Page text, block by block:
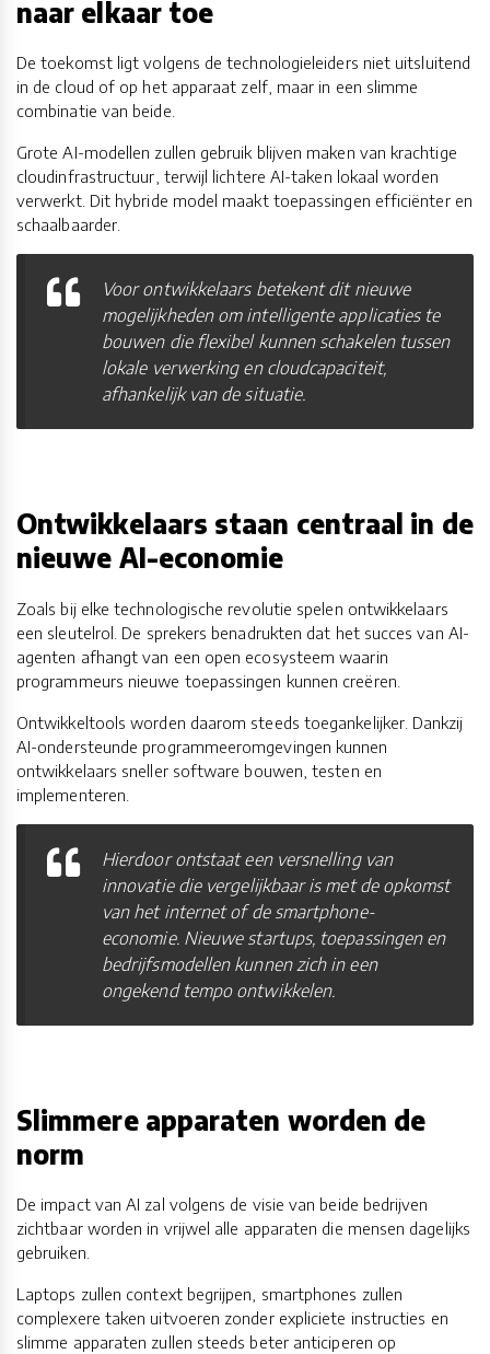
naar elkaar toe
De toekomst ligt volgens de technologieleiders niet uitsluitend
in de cloud of op het apparaat zelf, maar in een slimme
combinatie van beide.
Grote AI-modellen zullen gebruik blijven maken van krachtige
cloudinfrastructuur, terwijl lichtere AI-taken lokaal worden
verwerkt. Dit hybride model maakt toepassingen efficiënter en
schaalbaarder.
Voor ontwikkelaars betekent dit nieuwe
mogelijkheden om intelligente applicaties te
bouwen die flexibel kunnen schakelen tussen
lokale verwerking en cloudcapaciteit,
afhankelijk van de situatie.
Ontwikkelaars staan centraal in de
nieuwe AI-economie
Zoals bij elke technologische revolutie spelen ontwikkelaars
een sleutelrol. De sprekers benadrukten dat het succes van AI-
agenten afhangt van een open ecosysteem waarin
programmeurs nieuwe toepassingen kunnen creëren.
Ontwikkeltools worden daarom steeds toegankelijker. Dankzij
AI-ondersteunde programmeeromgevingen kunnen
ontwikkelaars sneller software bouwen, testen en
implementeren.
Hierdoor ontstaat een versnelling van
innovatie die vergelijkbaar is met de opkomst
van het internet of de smartphone-
economie. Nieuwe startups, toepassingen en
bedrijfsmodellen kunnen zich in een
ongekend tempo ontwikkelen.
Slimmere apparaten worden de
norm
De impact van AI zal volgens de visie van beide bedrijven
zichtbaar worden in vrijwel alle apparaten die mensen dagelijks
gebruiken.
Laptops zullen context begrijpen, smartphones zullen
complexere taken uitvoeren zonder expliciete instructies en
slimme apparaten zullen steeds beter anticiperen op